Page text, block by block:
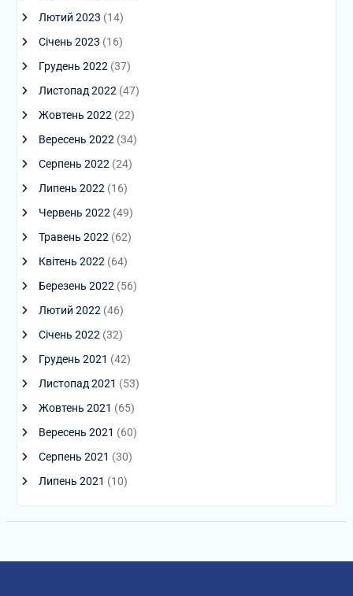
Лютий 2023 (14)
Січень 2023 (16)
Грудень 2022 (37)
Листопад 2022 (47)
Жовтень 2022 (22)
Вересень 2022 (34)
Серпень 2022 (24)
Липень 2022 (16)
Червень 2022 (49)
Травень 2022 (62)
Квітень 2022 (64)
Березень 2022 (56)
Лютий 2022 (46)
Січень 2022 (32)
Грудень 2021 (42)
Листопад 2021 (53)
Жовтень 2021 (65)
Вересень 2021 (60)
Серпень 2021 (30)
Липень 2021 (10)